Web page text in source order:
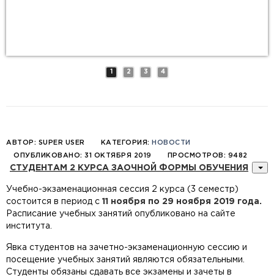
2 3 4
АВТОР: SUPER USER КАТЕГОРИЯ: НОВОСТИ
ОПУБЛИКОВАНО: 31 ОКТЯБРЯ 2019 ПРОСМОТРОВ: 9482
СТУДЕНТАМ 2 КУРСА ЗАОЧНОЙ ФОРМЫ ОБУЧЕНИЯ
Учебно-экзаменационная сессия 2 курса (3 семестр)
состоится в период с 11 ноября по 29 ноября 2019 года.
Расписание учебных занятий опубликовано на сайте
института.
Явка студентов на зачетно-экзаменационную сессию и
посещение учебных занятий являются обязательными.
Студенты обязаны сдавать все экзамены и зачеты в